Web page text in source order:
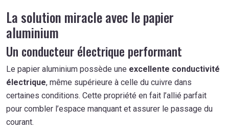
La solution miracle avec le papier
aluminium
Un conducteur électrique performant
Le papier aluminium possède une excellente conductivité
électrique, même supérieure à celle du cuivre dans
certaines conditions. Cette propriété en fait l’allié parfait
pour combler l’espace manquant et assurer le passage du
courant.